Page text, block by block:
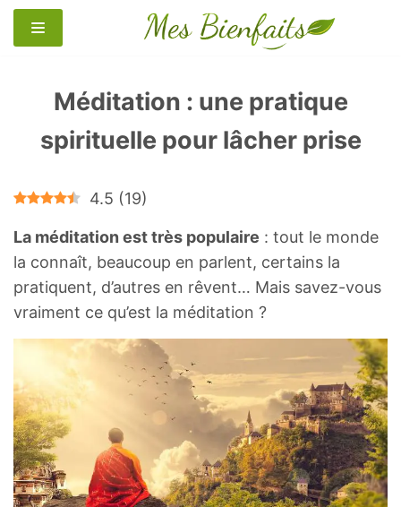
Aller
au
Méditation : une pratique
spirituelle pour lâcher prise
4.5 (19)
La méditation est très populaire : tout le monde
la connaît, beaucoup en parlent, certains la
pratiquent, d’autres en rêvent… Mais savez-vous
vraiment ce qu’est la méditation ?